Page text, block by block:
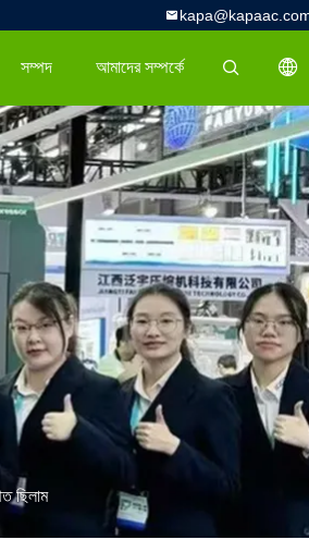
描
সম্পদ আমাদের সম্পর্কে
ছিলাম